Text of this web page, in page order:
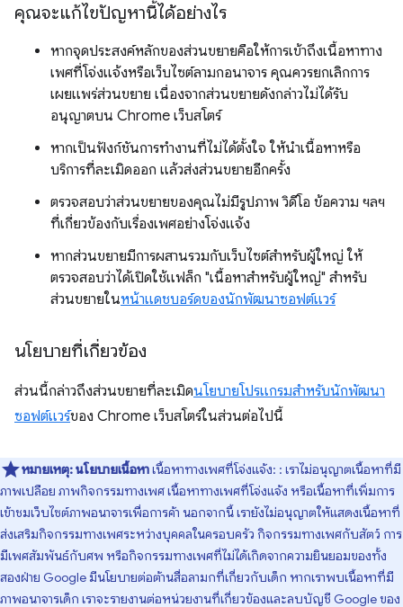
คุณจะแก้ไขปัญหานี้ได้อย่างไร
หากจุดประสงค์หลักของส่วนขยายคือให้การเข้าถึงเนื้อหาทาง
เพศที่โจ่งแจ้งหรือเว็บไซต์ลามกอนาจาร คุณควรยกเลิกการ
เผยแพร่ส่วนขยาย เนื่องจากส่วนขยายดังกล่าวไม่ได้รับ
อนุญาตบน Chrome เว็บสโตร์
หากเป็นฟังก์ชันการทำงานที่ไม่ได้ตั้งใจ ให้นำเนื้อหาหรือ
บริการที่ละเมิดออก แล้วส่งส่วนขยายอีกครั้ง
ตรวจสอบว่าส่วนขยายของคุณไม่มีรูปภาพ วิดีโอ ข้อความ ฯลฯ
ที่เกี่ยวข้องกับเรื่องเพศอย่างโจ่งแจ้ง
หากส่วนขยายมีการผสานรวมกับเว็บไซต์สำหรับผู้ใหญ่ ให้
ตรวจสอบว่าได้เปิดใช้แฟล็ก "เนื้อหาสำหรับผู้ใหญ่" สำหรับ
ส่วนขยายในหน้าแดชบอร์ดของนักพัฒนาซอฟต์แวร์
นโยบายที่เกี่ยวข้อง
ส่วนนี้กล่าวถึงส่วนขยายที่ละเมิดนโยบายโปรแกรมสำหรับนักพัฒนา
ซอฟต์แวร์ของ Chrome เว็บสโตร์ในส่วนต่อไปนี้
หมายเหตุ:นโยบายเนื้อหาเนื้อหาทางเพศที่โจ่งแจ้ง: : เราไม่อนุญาตเนื้อหาที่มี
ภาพเปลือย ภาพกิจกรรมทางเพศ เนื้อหาทางเพศที่โจ่งแจ้ง หรือเนื้อหาที่เพิ่มการ
เข้าชมเว็บไซต์ภาพอนาจารเพื่อการค้า นอกจากนี้ เรายังไม่อนุญาตให้แสดงเนื้อหาที่
ส่งเสริมกิจกรรมทางเพศระหว่างบุคคลในครอบครัว กิจกรรมทางเพศกับสัตว์ การ
มีเพศสัมพันธ์กับศพ หรือกิจกรรมทางเพศที่ไม่ได้เกิดจากความยินยอมของทั้ง
สองฝ่าย Google มีนโยบายต่อต้านสื่อลามกที่เกี่ยวกับเด็ก หากเราพบเนื้อหาที่มี
ภาพอนาจารเด็ก เราจะรายงานต่อหน่วยงานที่เกี่ยวข้องและลบบัญชี Google ของ